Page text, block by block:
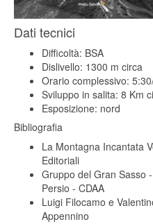
Dati tecnici
Difficoltà: BSA
Dislivello: 1300 m circa
Orario complessivo:
Sviluppo in salita: 8 Km
Esposizione: nord
Bibliografia
La Montagna Incantata
Editoriali
Gruppo del Gran Sasso
Persio - CDAA
Luigi Filocamo e
Appennino